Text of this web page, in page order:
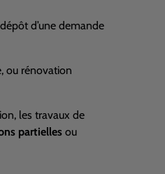
d’une demande
ou rénovation
les travaux de
partielles ou